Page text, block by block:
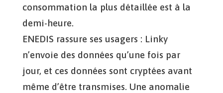
consommation la plus détaillée est à la
demi-heure.
ENEDIS rassure ses usagers : Linky
n’envoie des données qu’une fois par
jour, et ces données sont cryptées avant
même d’être transmises. Une anomalie